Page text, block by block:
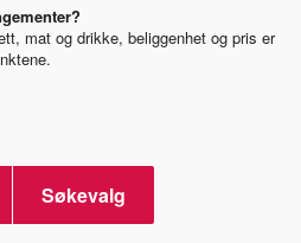
mat og drikke, beliggenhet og pris er
Søkevalg